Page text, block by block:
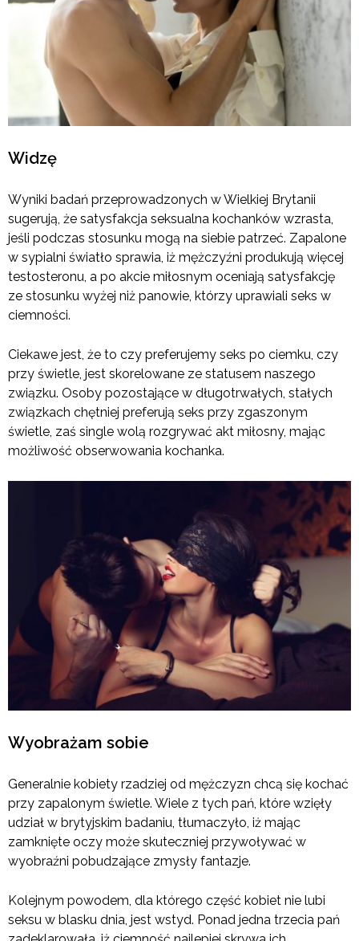
Widzę
Wyniki badań przeprowadzonych w Wielkiej Brytanii
sugerują, że satysfakcja seksualna kochanków wzrasta,
jeśli podczas stosunku mogą na siebie patrzeć. Zapalone
w sypialni światło sprawia, iż mężczyźni produkują więcej
testosteronu, a po akcie miłosnym oceniają satysfakcję
ze stosunku wyżej niż panowie, którzy uprawiali seks w
ciemności.
Ciekawe jest, że to czy preferujemy seks po ciemku, czy
przy świetle, jest skorelowane ze statusem naszego
związku. Osoby pozostające w długotrwałych, stałych
związkach chętniej preferują seks przy zgaszonym
świetle, zaś single wolą rozgrywać akt miłosny, mając
możliwość obserwowania kochanka.
Wyobrażam sobie
Generalnie kobiety rzadziej od mężczyzn chcą się kochać
przy zapalonym świetle. Wiele z tych pań, które wzięły
udział w brytyjskim badaniu, tłumaczyło, iż mając
zamknięte oczy może skuteczniej przywoływać w
wyobraźni pobudzające zmysły fantazje.
Kolejnym powodem, dla którego część kobiet nie lubi
seksu w blasku dnia, jest wstyd. Ponad jedna trzecia pań